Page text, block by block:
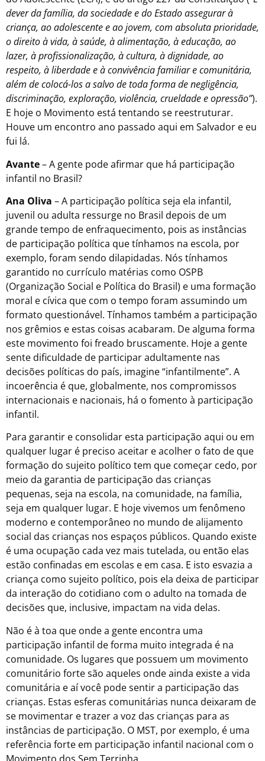
dever da família, da sociedade e do Estado assegurar à
criança, ao adolescente e ao jovem, com absoluta prioridade,
o direito à vida, à saúde, à alimentação, à educação, ao
lazer, à profissionalização, à cultura, à dignidade, ao
respeito, à liberdade e à convivência familiar e comunitária,
além de colocá-los a salvo de toda forma de negligência,
discriminação, exploração, violência, crueldade e opressão”).
E hoje o Movimento está tentando se reestruturar.
Houve um encontro ano passado aqui em Salvador e eu
fui lá.
Avante– A gente pode afirmar que há participação
infantil no Brasil?
Ana Oliva – A participação política seja ela infantil,
juvenil ou adulta ressurge no Brasil depois de um
grande tempo de enfraquecimento, pois as instâncias
de participação política que tínhamos na escola, por
exemplo, foram sendo dilapidadas. Nós tínhamos
garantido no currículo matérias como OSPB
(Organização Social e Política do Brasil) e uma formação
moral e cívica que com o tempo foram assumindo um
formato questionável. Tínhamos também a participação
nos grêmios e estas coisas acabaram. De alguma forma
este movimento foi freado bruscamente. Hoje a gente
sente dificuldade de participar adultamente nas
decisões políticas do país, imagine “infantilmente”. A
incoerência é que, globalmente, nos compromissos
internacionais e nacionais, há o fomento à participação
infantil.
Para garantir e consolidar esta participação aqui ou em
qualquer lugar é preciso aceitar e acolher o fato de que
formação do sujeito político tem que começar cedo, por
meio da garantia de participação das crianças
pequenas, seja na escola, na comunidade, na família,
seja em qualquer lugar. E hoje vivemos um fenômeno
moderno e contemporâneo no mundo de alijamento
social das crianças nos espaços públicos. Quando existe
é uma ocupação cada vez mais tutelada, ou então elas
estão confinadas em escolas e em casa. E isto esvazia a
criança como sujeito político, pois ela deixa de participar
da interação do cotidiano com o adulto na tomada de
decisões que, inclusive, impactam na vida delas.
Não é à toa que onde a gente encontra uma
participação infantil de forma muito integrada é na
comunidade. Os lugares que possuem um movimento
comunitário forte são aqueles onde ainda existe a vida
comunitária e aí você pode sentir a participação das
crianças. Estas esferas comunitárias nunca deixaram de
se movimentar e trazer a voz das crianças para as
instâncias de participação. O MST, por exemplo, é uma
referência forte em participação infantil nacional com o